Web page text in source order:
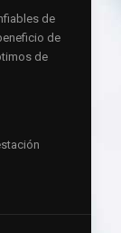
de
de
de